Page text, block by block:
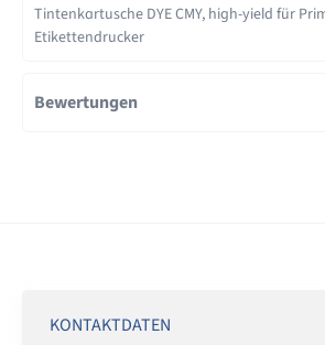
Tintenkartusche DYE CMY, high-yield für
Etikettendrucker
Bewertungen
KONTAKTDATEN